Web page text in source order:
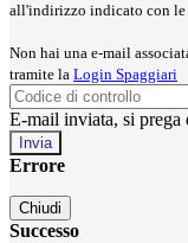
all'indirizzo indicato con le
Non hai una e-mail
tramite la Login Spaggiari
E-mail inviata, si prega
Errore
Chiudi
Successo